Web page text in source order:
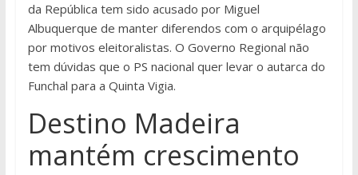
da República tem sido acusado por Miguel
Albuquerque de manter diferendos com o arquipélago
por motivos eleitoralistas. O Governo Regional não
tem dúvidas que o PS nacional quer levar o autarca do
Funchal para a Quinta Vigia.
Destino Madeira
mantém crescimento